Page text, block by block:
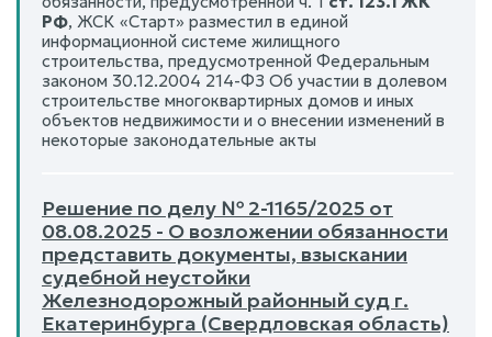
РФ, ЖСК «Старт» разместил в единой
информационной системе жилищного
строительства, предусмотренной Федеральным
законом 30.12.2004 214-ФЗ Об участии в долевом
строительстве многоквартирных домов и иных
объектов недвижимости и о внесении изменений в
некоторые законодательные акты
Решение по делу № 2-1165/2025 от
08.08.2025 - О возложении обязанности
представить документы, взыскании
судебной неустойки
Железнодорожный районный суд г.
Екатеринбурга (Свердловская область)